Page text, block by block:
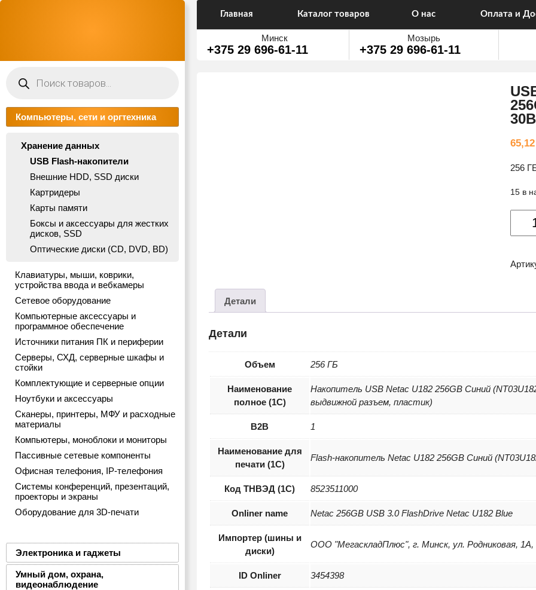
товаров
Компьютеры, сети и оргтехника
Хранение данных
USB Flash-накопители
Внешние HDD, SSD диски
Картридеры
Карты памяти
Боксы и аксессуары для жестких
дисков, SSD
Оптические диски (CD, DVD, BD)
Клавиатуры, мыши, коврики,
устройства ввода и вебкамеры
Сетевое оборудование
Компьютерные аксессуары и
программное обеспечение
Источники питания ПК и периферии
Серверы, СХД, серверные шкафы и
стойки
Комплектующие и серверные опции
Ноутбуки и аксессуары
Сканеры, принтеры, МФУ и расходные
материалы
Компьютеры, моноблоки и мониторы
Пассивные сетевые компоненты
Офисная телефония, IP-телефония
Системы конференций, презентаций,
проекторы и экраны
Оборудование для 3D-печати
Электроника и гаджеты
Умный дом, охрана,
видеонаблюдение
Главная Каталог товаров О нас Оплата и
Минск
+375 29 696-61-11
Мозырь
+375 29 696-61-11
256
15 в
256Gb
256G-
Детали
Детали
Объем 256 ГБ
Наименование
полное (1С)
Накопитель USB Netac U182 256GB Синий
выдвижной разъем, пластик)
B2B 1
Наименование для
печати (1С)
Flash-накопитель Netac U182 256GB Синий
Код ТНВЭД (1С) 8523511000
Onliner name Netac 256GB USB 3.0 FlashDrive Netac U182 Blue
Импортер (шины и
диски)
ООО "МегаскладПлюс", г. Минск, ул. Родниковая,
ID Onliner 3454398